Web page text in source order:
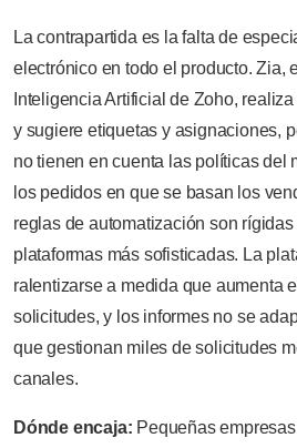
La contrapartida es la falta de
electrónico en todo el producto. Zia,
Inteligencia Artificial de Zoho,
y sugiere etiquetas y asignaciones,
no tienen en cuenta las políticas del
los pedidos en que se basan los
reglas de automatización son
plataformas más sofisticadas. La
ralentizarse a medida que aumenta
solicitudes, y los informes no se
que gestionan miles de solicitudes
canales.
Dónde encaja: Pequeñas